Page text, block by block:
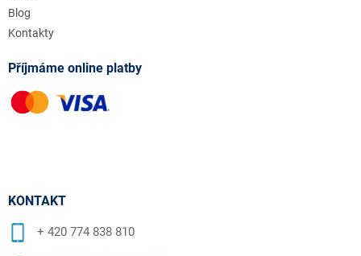
Blog
Kontakty
Příjmáme online platby
KONTAKT
+ 420 774 838 810